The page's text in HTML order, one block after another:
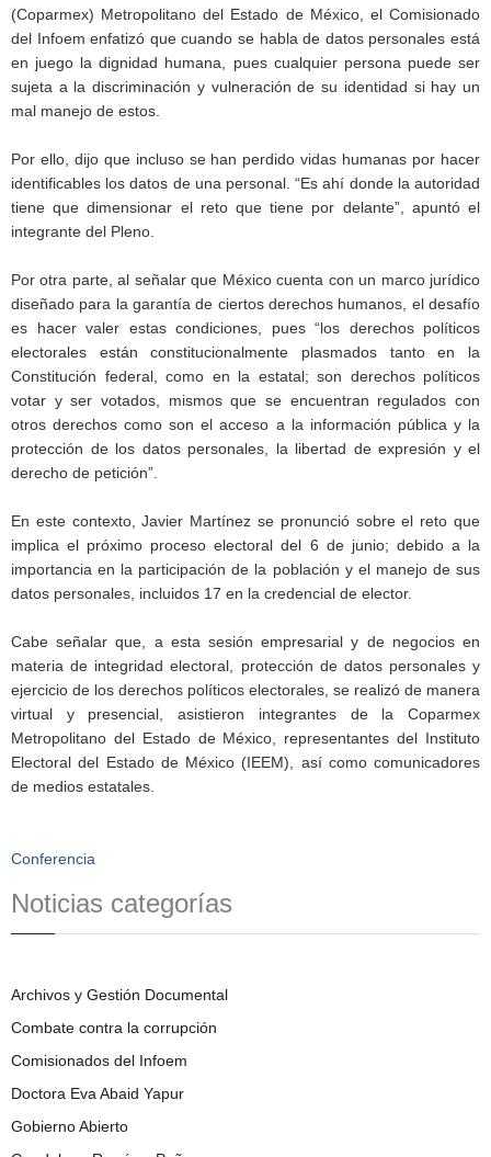
(Coparmex) Metropolitano del Estado de México, el Comisionado
del Infoem enfatizó que cuando se habla de datos personales está
en juego la dignidad humana, pues cualquier persona puede ser
sujeta a la discriminación y vulneración de su identidad si hay un
mal manejo de estos.
Por ello, dijo que incluso se han perdido vidas humanas por hacer
identificables los datos de una personal. “Es ahí donde la autoridad
tiene que dimensionar el reto que tiene por delante”, apuntó el
integrante del Pleno.
Por otra parte, al señalar que México cuenta con un marco jurídico
diseñado para la garantía de ciertos derechos humanos, el desafío
es hacer valer estas condiciones, pues “los derechos políticos
electorales están constitucionalmente plasmados tanto en la
Constitución federal, como en la estatal; son derechos políticos
votar y ser votados, mismos que se encuentran regulados con
otros derechos como son el acceso a la información pública y la
protección de los datos personales, la libertad de expresión y el
derecho de petición”.
En este contexto, Javier Martínez se pronunció sobre el reto que
implica el próximo proceso electoral del 6 de junio; debido a la
importancia en la participación de la población y el manejo de sus
datos personales, incluidos 17 en la credencial de elector.
Cabe señalar que, a esta sesión empresarial y de negocios en
materia de integridad electoral, protección de datos personales y
ejercicio de los derechos políticos electorales, se realizó de manera
virtual y presencial, asistieron integrantes de la Coparmex
Metropolitano del Estado de México, representantes del Instituto
Electoral del Estado de México (IEEM), así como comunicadores
de medios estatales.
Conferencia
Noticias categorías
Archivos y Gestión Documental
Combate contra la corrupción
Comisionados del Infoem
Doctora Eva Abaid Yapur
Gobierno Abierto